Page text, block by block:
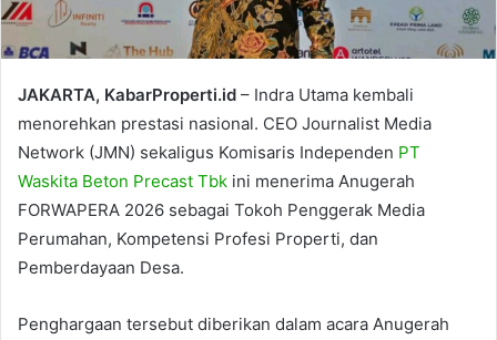
JAKARTA, KabarProperti.id – Indra Utama kembali
menorehkan prestasi nasional. CEO Journalist Media
Network (JMN) sekaligus Komisaris Independen PT
Waskita Beton Precast Tbk ini menerima Anugerah
FORWAPERA 2026 sebagai Tokoh Penggerak Media
Perumahan, Kompetensi Profesi Properti, dan
Pemberdayaan Desa.
Penghargaan tersebut diberikan dalam acara Anugerah